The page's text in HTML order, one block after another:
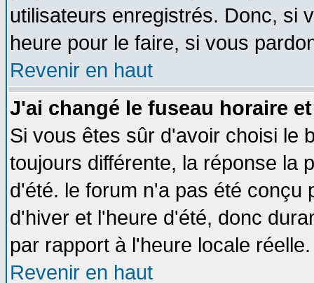
utilisateurs enregistrés. Donc, si
heure pour le faire, si vous
Revenir en haut
J'ai changé le fuseau horaire
Si vous êtes sûr d'avoir choisi le
toujours différente, la réponse la
d'été. le forum n'a pas été conçu
d'hiver et l'heure d'été, donc
par rapport à l'heure locale réelle.
Revenir en haut